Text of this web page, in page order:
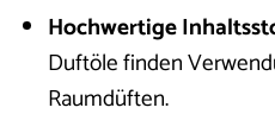
Hochwertige
Duftöle finden
Raumdüften.